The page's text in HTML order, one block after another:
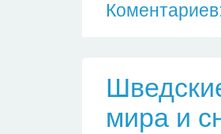
мира и